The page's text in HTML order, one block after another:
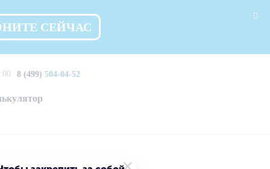
СЕЙЧАС
8 (499) 504-04-52